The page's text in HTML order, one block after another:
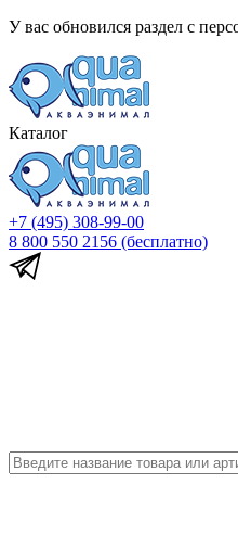
У вас обновился раздел с
Каталог
+7 (495) 308-99-00
8 800 550 2156 (бесплатно)